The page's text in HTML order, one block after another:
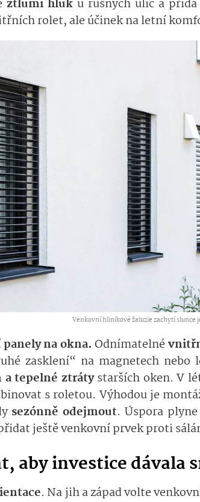
ztlumí hluk u rušných ulic a
rolet, ale účinek na letní
Venkovní hliníkové žaluzie zachytí slunce
na okna. Odnímatelné
zasklení“ na magnetech nebo
a tepelné ztrátystarších oken. V
s roletou. Výhodou je
sezónně odejmout. Úspora
ještě venkovní prvek proti
aby investice dávala
. Na jih a západ volte